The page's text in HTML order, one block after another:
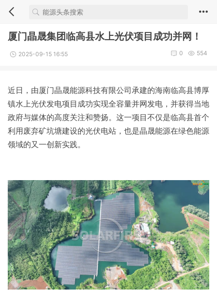
厦门晶晟集团临高县水上光伏项目成功并网！
2025-09-15 16:55 554
0
近日，由厦门晶晟能源科技有限公司承建的海南临高县博厚
镇水上光伏发电项目成功实现全容量并网发电，并获得当地
政府与媒体的高度关注和赞扬。这一项目不仅是临高县首个
利用废弃矿坑塘建设的光伏电站，也是晶晟能源在绿色能源
领域的又一创新实践。